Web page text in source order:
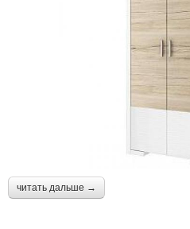
читать дальше →